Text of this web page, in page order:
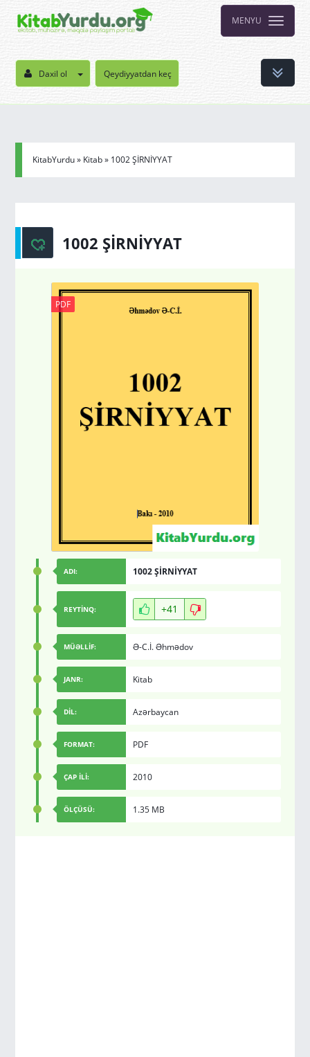
MENYU
Daxil ol Qeydiyyatdan keç
KitabYurdu» Kitab» 1002 ŞİRNİYYAT
1002 ŞİRNİYYAT
PDF
ADI: 1002 ŞİRNİYYAT
REYTİNQ: +41
MÜƏLLİF: Ə-C.İ. Əhmədov
JANR: Kitab
DİL: Azərbaycan
FORMAT: PDF
ÇAP İLİ: 2010
ÖLÇÜSÜ: 1.35 MB